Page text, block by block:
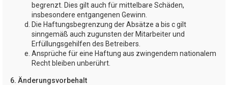
begrenzt. Dies gilt auch für mittelbare Schäden,
insbesondere entgangenen Gewinn.
Die Haftungsbegrenzung der Absätze a bis c gilt
sinngemäß auch zugunsten der Mitarbeiter und
Erfüllungsgehilfen des Betreibers.
Ansprüche für eine Haftung aus zwingendem nationalem
Recht bleiben unberührt.
6. Änderungsvorbehalt